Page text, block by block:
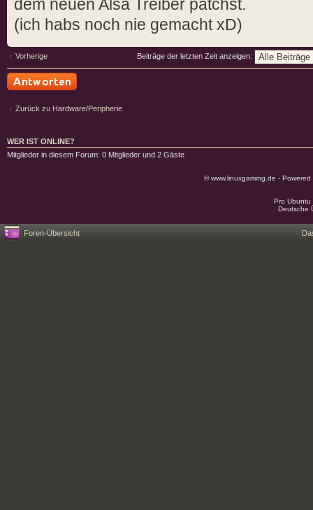
dem neuen Alsa Treiber patchst.
(ich habs noch nie gemacht xD)
Vorherige Beiträge der letzten Zeit anzeigen:
Zurück zu Hardware/Peripherie
WER IST ONLINE?
Mitglieder in diesem Forum: 0 Mitglieder und 2 Gäste
© www.linuxgaming.de -
Pro
Deutsche
Foren-Übersicht